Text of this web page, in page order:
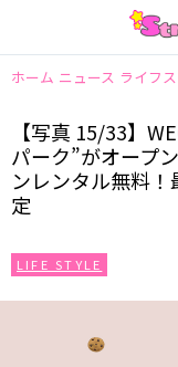
ホーム ニュース ライフ
【写真 15/33】
パーク”がオープ
ンレンタル無料
定
LIFE STYLE